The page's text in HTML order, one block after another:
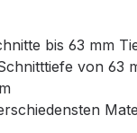
bis 63 mm
von 63